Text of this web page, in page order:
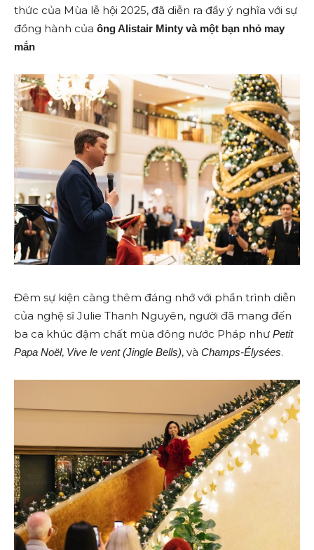
thức của Mùa lễ hội 2025, đã diễn ra đầy ý nghĩa với sự
đồng hành của ông Alistair Minty và một bạn nhỏ may
mắn
Đêm sự kiện càng thêm đáng nhớ với phần trình diễn
của nghệ sĩ Julie Thanh Nguyên, người đã mang đến
ba ca khúc đậm chất mùa đông nước Pháp như Petit
Papa Noël, Vive le vent (Jingle Bells), và Champs-Élysées.